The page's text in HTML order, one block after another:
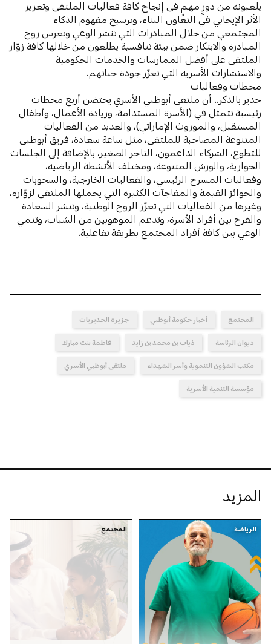
يلعبونه من دورٍ مهمٍ في إنجاح كافة فعاليات الملتقى وتعزيز
الأثر الإيجابي في التعاون البناء، وترسيخ مفهوم الذكاء
المجتمعي من خلال المبادرات التي تنشر الوعي وتغرس روح
المبادرة والابتكار ضمن بيئة تنافسية يطلعون من خلالها كافة زوّار
الملتقى على أفضل الممارسات والخدمات الحكومية
والاستشارات الأسرية التي تعزّز جودة حياتهم.
‏‎جدير بالذكر.. أن ملتقى أبوظبي الأسري يحتضن أربع محطات
رئيسية تتمثل في (الأسرة المستدامة، وريادة الأعمال، وأطفال
المستقبل، والموروث الإماراتي)، والعديد من الفعاليات
المتنوعة المصاحبة للملتقى، مثل ساعة سعادة، فريق أبوظبي
للتطوع، الشركاء الداعمون، التاجر الصغير، بالإضافة إلى الجلسات
الحوارية، والورش المتنوعة، ومختلف الأنشطة الرياضية،
وفعاليات المسرح الرئيسي، والفعاليات الخارجية، والسحوبات
والجوائز القيمة والمفاجآت الكثيرة التي يحملها الملتقى لزوّاره،
وغيرها من الفعاليات التي تعزّز الروح الوطنية، وتنشر السعادة
والفرح بين أفراد الأسرة، وتدعم الموهوبين من الشباب، وتنمي
الوعي بين كافة أفراد المجتمع بطريقة تفاعلية.
المجتمع أخبار حكومة أبوظبي جزيرة الحديريات
ديوان الرئاسة ذياب بن محمد بن زايد فاطمة بنت مبارك
مكتب الشؤون التنموية وأسر الشهداء ملتقى أبوظبي الأسري
مؤسسة التنمية الأسرية
المزيد
الرياضة المجتمع